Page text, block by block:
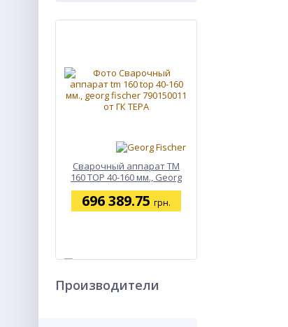
Сварочный аппарат TM
160 TOP 40-160 мм., Georg
Fischer 790150011
696 389.75 грн.
Производители